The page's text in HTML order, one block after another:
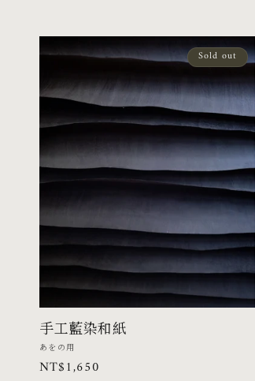
Sold out
手工藍染和紙
廠
商：
あをの用
定
NT$1,650